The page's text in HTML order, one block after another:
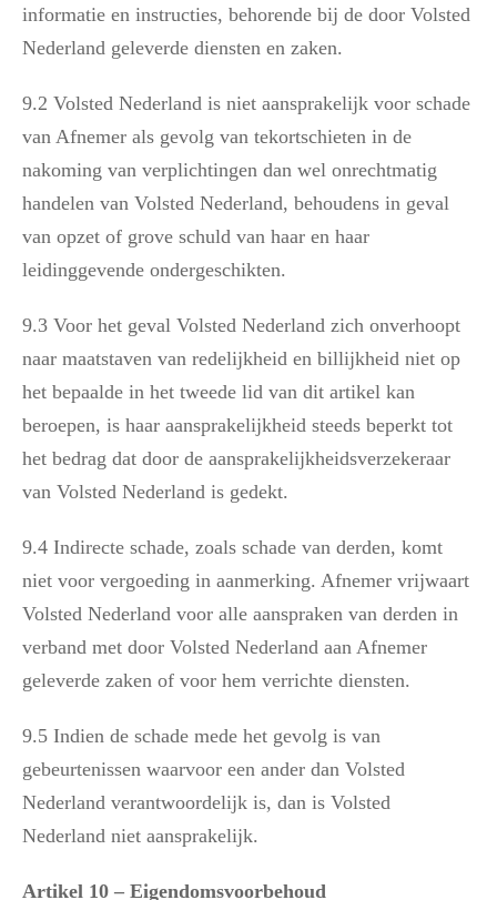
informatie en instructies, behorende bij de door Volsted
Nederland geleverde diensten en zaken.
9.2 Volsted Nederland is niet aansprakelijk voor schade
van Afnemer als gevolg van tekortschieten in de
nakoming van verplichtingen dan wel onrechtmatig
handelen van Volsted Nederland, behoudens in geval
van opzet of grove schuld van haar en haar
leidinggevende ondergeschikten.
9.3 Voor het geval Volsted Nederland zich onverhoopt
naar maatstaven van redelijkheid en billijkheid niet op
het bepaalde in het tweede lid van dit artikel kan
beroepen, is haar aansprakelijkheid steeds beperkt tot
het bedrag dat door de aansprakelijkheidsverzekeraar
van Volsted Nederland is gedekt.
9.4 Indirecte schade, zoals schade van derden, komt
niet voor vergoeding in aanmerking. Afnemer vrijwaart
Volsted Nederland voor alle aanspraken van derden in
verband met door Volsted Nederland aan Afnemer
geleverde zaken of voor hem verrichte diensten.
9.5 Indien de schade mede het gevolg is van
gebeurtenissen waarvoor een ander dan Volsted
Nederland verantwoordelijk is, dan is Volsted
Nederland niet aansprakelijk.
Artikel 10 – Eigendomsvoorbehoud